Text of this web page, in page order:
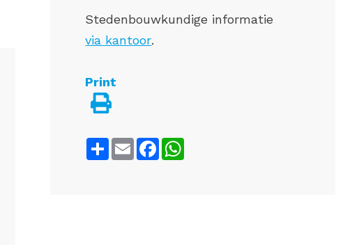
Stedenbouwkundige informatie
via kantoor.
Print
ShareEmailFacebook